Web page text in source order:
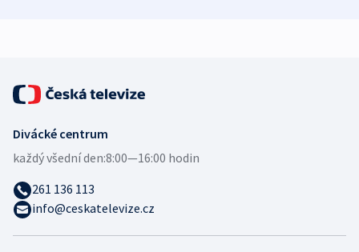
Divácké centrum
každý všední den:8:00—16:00 hodin
261 136 113
info@ceskatelevize.cz